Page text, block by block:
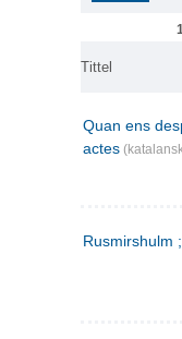
Tittel
Quan ens
actes
Rusmirshulm